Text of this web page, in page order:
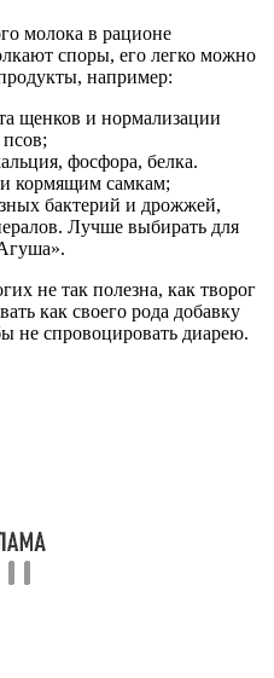
молока в рационе
споры, его легко можно
например:
щенков и нормализации
фосфора, белка.
кормящим самкам;
бактерий и дрожжей,
Лучше выбирать для
не так полезна, как творог
как своего рода добавку
не спровоцировать диарею.